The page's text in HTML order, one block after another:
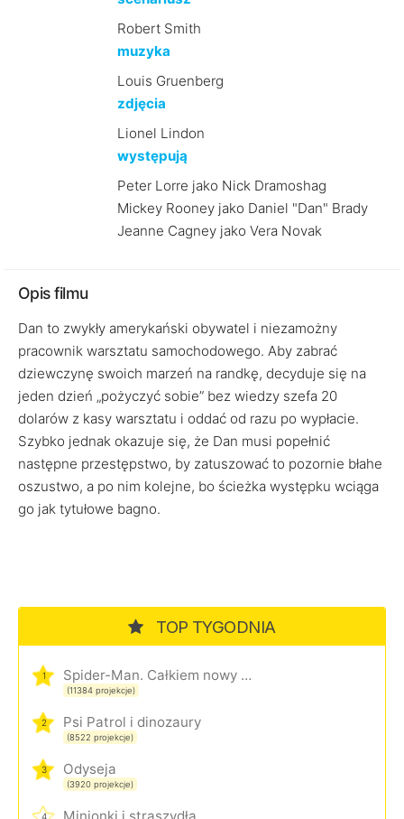
Robert Smith
muzyka
Louis Gruenberg
zdjęcia
Lionel Lindon
występują
Peter Lorre jako Nick Dramoshag
Mickey Rooney jako Daniel "Dan" Brady
Jeanne Cagney jako Vera Novak
Opis filmu
Dan to zwykły amerykański obywatel i niezamożny
pracownik warsztatu samochodowego. Aby zabrać
dziewczynę swoich marzeń na randkę, decyduje się na
jeden dzień „pożyczyć sobie” bez wiedzy szefa 20
dolarów z kasy warsztatu i oddać od razu po wypłacie.
Szybko jednak okazuje się, że Dan musi popełnić
następne przestępstwo, by zatuszować to pozornie błahe
oszustwo, a po nim kolejne, bo ścieżka występku wciąga
go jak tytułowe bagno.
TOP TYGODNIA
1 Spider-Man. Całkiem nowy dzień
(11384 projekcje)
2 Psi Patrol i dinozaury
(8522 projekcje)
3 Odyseja
(3920 projekcje)
4